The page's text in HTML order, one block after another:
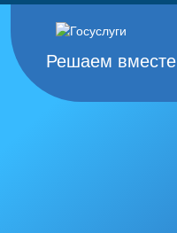
Решаем вместе